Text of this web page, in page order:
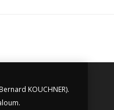
KOUCHNER).